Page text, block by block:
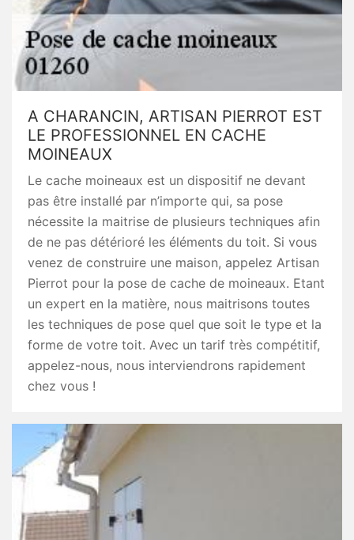
A CHARANCIN, ARTISAN PIERROT EST
LE PROFESSIONNEL EN CACHE
MOINEAUX
Le cache moineaux est un dispositif ne devant
pas être installé par n’importe qui, sa pose
nécessite la maitrise de plusieurs techniques afin
de ne pas détérioré les éléments du toit. Si vous
venez de construire une maison, appelez Artisan
Pierrot pour la pose de cache de moineaux. Etant
un expert en la matière, nous maitrisons toutes
les techniques de pose quel que soit le type et la
forme de votre toit. Avec un tarif très compétitif,
appelez-nous, nous interviendrons rapidement
chez vous !